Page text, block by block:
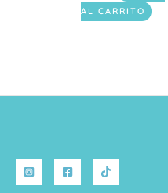
AL CARRITO